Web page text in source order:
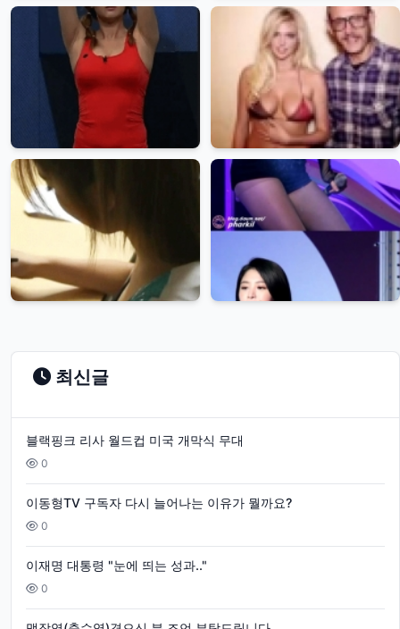
최신글
블랙핑크 리사 월드컵 미국 개막식 무대
0
이동형TV 구독자 다시 늘어나는 이유가 뭘까요?
0
이재명 대통령 "눈에 띄는 성과.."
0